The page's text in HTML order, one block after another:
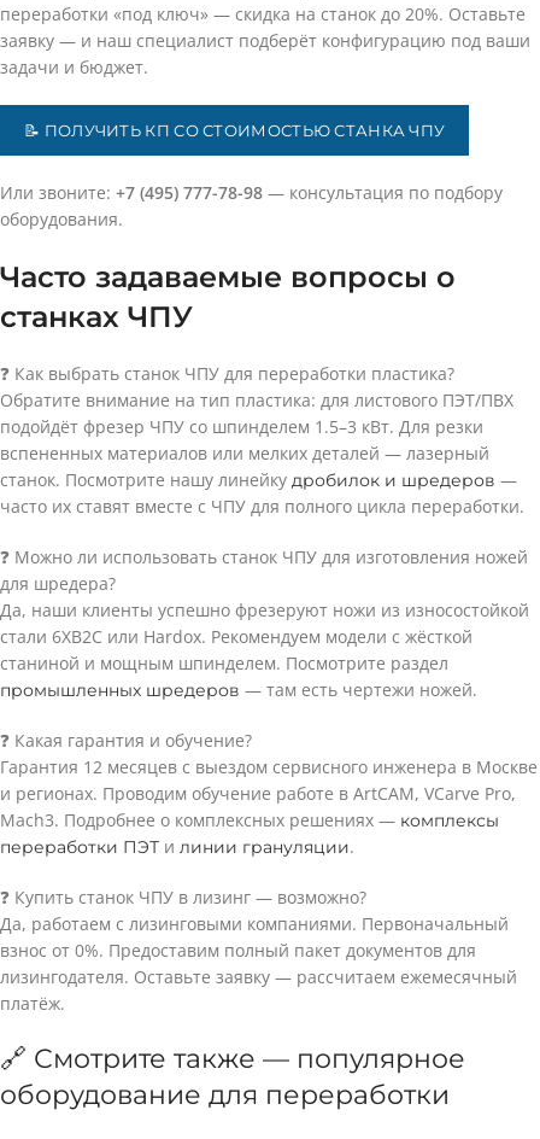
переработки «под ключ» — скидка на станок до 20%. Оставьте
заявку — и наш специалист подберёт конфигурацию под ваши
задачи и бюджет.
📝 ПОЛУЧИТЬ КП СО СТОИМОСТЬЮ СТАНКА ЧПУ
Или звоните: +7 (495) 777-78-98 — консультация по подбору
оборудования.
Часто задаваемые вопросы о
станках ЧПУ
❓ Как выбрать станок ЧПУ для переработки пластика?
Обратите внимание на тип пластика: для листового ПЭТ/ПВХ
подойдёт фрезер ЧПУ со шпинделем 1.5–3 кВт. Для резки
вспененных материалов или мелких деталей — лазерный
станок. Посмотрите нашу линейку дробилок и шредеров —
часто их ставят вместе с ЧПУ для полного цикла переработки.
❓ Можно ли использовать станок ЧПУ для изготовления ножей
для шредера?
Да, наши клиенты успешно фрезеруют ножи из износостойкой
стали 6ХВ2С или Hardox. Рекомендуем модели с жёсткой
станиной и мощным шпинделем. Посмотрите раздел
промышленных шредеров — там есть чертежи ножей.
❓ Какая гарантия и обучение?
Гарантия 12 месяцев с выездом сервисного инженера в Москве
и регионах. Проводим обучение работе в ArtCAM, VCarve Pro,
Mach3. Подробнее о комплексных решениях — комплексы
переработки ПЭТ и линии грануляции.
❓ Купить станок ЧПУ в лизинг — возможно?
Да, работаем с лизинговыми компаниями. Первоначальный
взнос от 0%. Предоставим полный пакет документов для
лизингодателя. Оставьте заявку — рассчитаем ежемесячный
платёж.
🔗 Смотрите также — популярное
оборудование для переработки